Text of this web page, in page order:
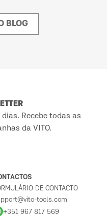
BLOG
DE CONTACTO
tools.com
+351 967 817 569
Recebe todas as
da VITO.